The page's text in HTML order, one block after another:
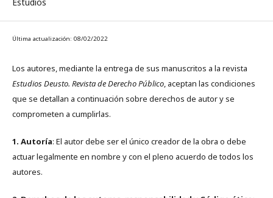
Última actualización: 08/02/2022
Los autores, mediante la entrega de sus manuscritos a la revista
Estudios Deusto. Revista de Derecho Público, aceptan las condiciones
que se detallan a continuación sobre derechos de autor y se
comprometen a cumplirlas.
1. Autoría: El autor debe ser el único creador de la obra o debe
actuar legalmente en nombre y con el pleno acuerdo de todos los
autores.